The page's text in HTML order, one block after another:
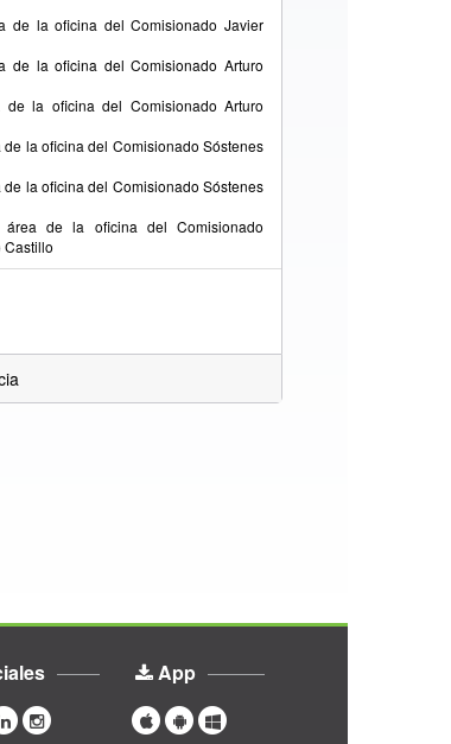
de la oficina del Comisionado Javier
de la oficina del Comisionado Arturo
de la oficina del Comisionado Arturo
de la oficina del Comisionado Sóstenes
de la oficina del Comisionado Sóstenes
área de la oficina del Comisionado
Castillo
App